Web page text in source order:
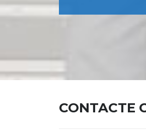
CONTACTE